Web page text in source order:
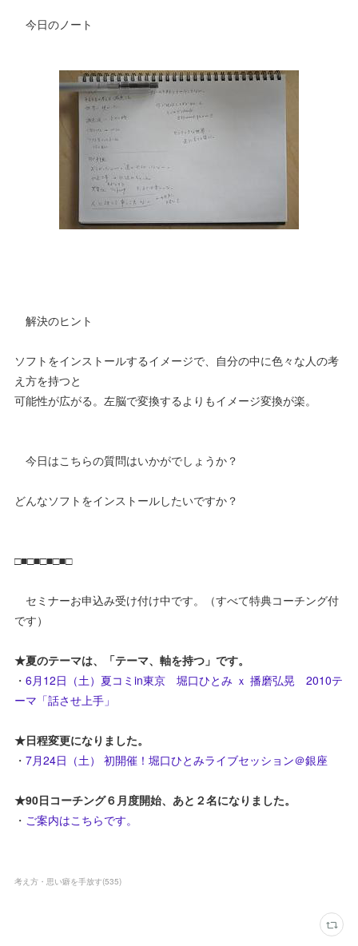
今日のノート
解決のヒント
ソフトをインストールするイメージで、自分の中に色々な人の考
え方を持つと
可能性が広がる。左脳で変換するよりもイメージ変換が楽。
今日はこちらの質問はいかがでしょうか？
どんなソフトをインストールしたいですか？
□■□■□■□■□
セミナーお申込み受け付け中です。（すべて特典コーチング付
です）
★夏のテーマは、「テーマ、軸を持つ」です。
・6月12日（土）夏コミin東京 堀口ひとみ ｘ 播磨弘晃 2010テ
ーマ「話させ上手」
★日程変更になりました。
・7月24日（土） 初開催！堀口ひとみライブセッション＠銀座
★90日コーチング６月度開始、あと２名になりました。
・ ご案内はこちらです。
考え方・思い癖を手放す(535)